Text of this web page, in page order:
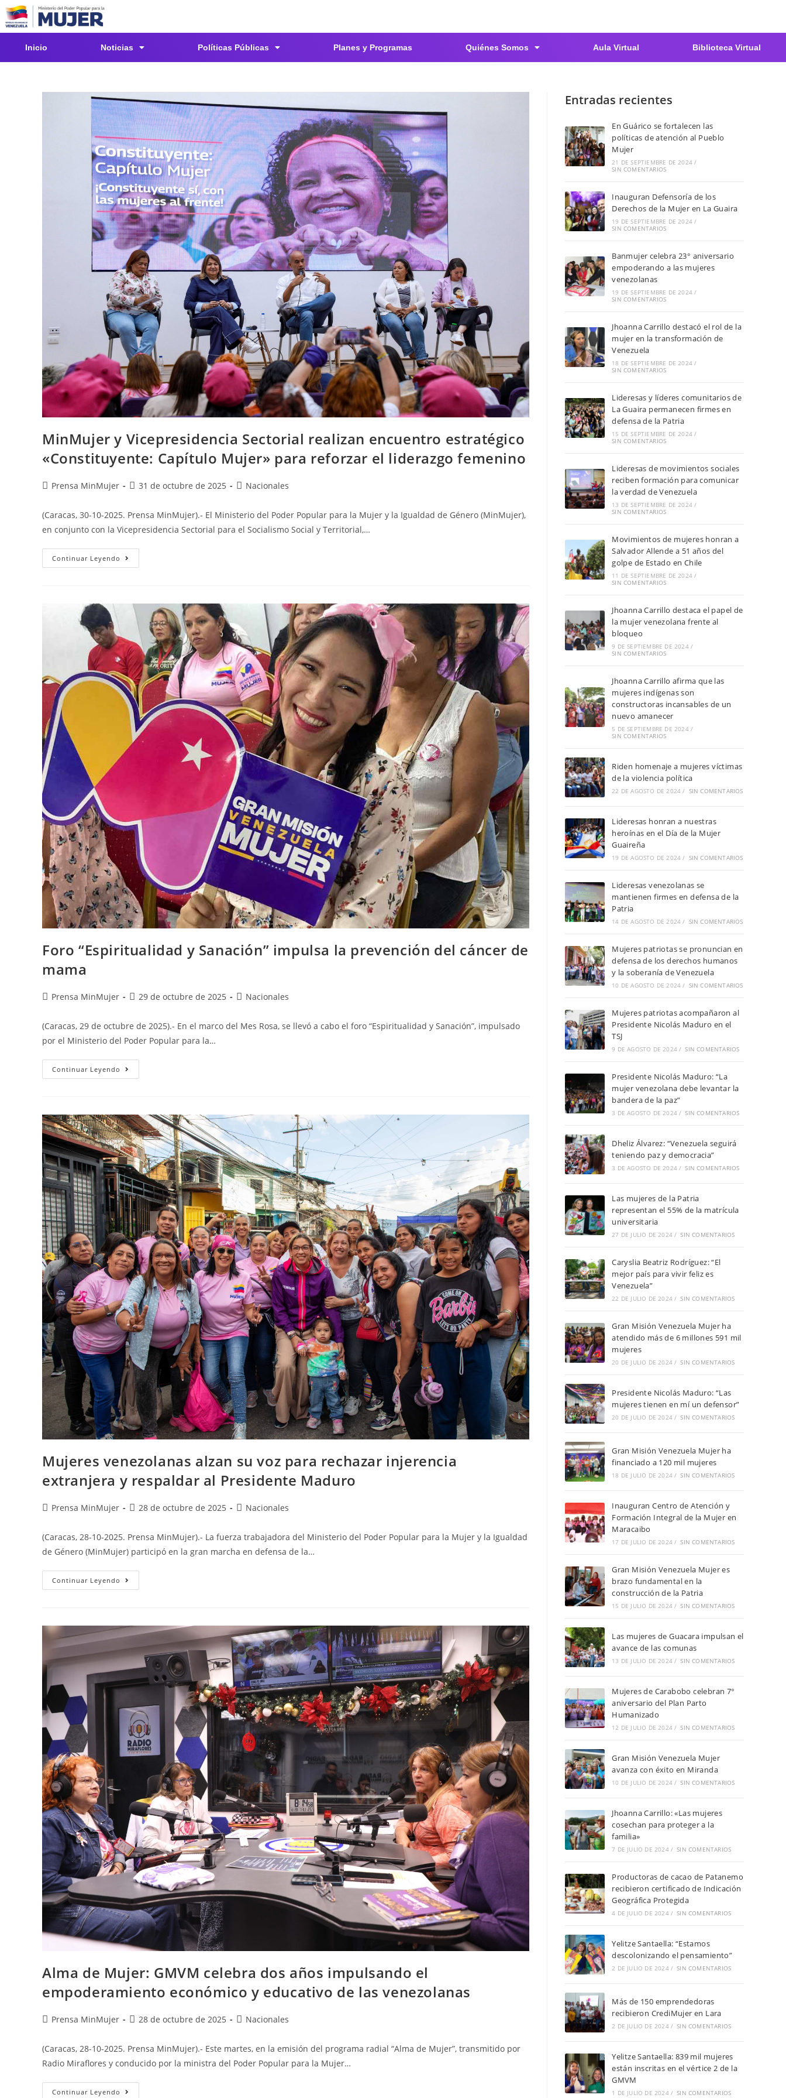
Inicio Noticias Políticas Públicas Planes y Programas Quiénes Somos Aula Virtual Biblioteca Virtual
MinMujer y Vicepresidencia Sectorial realizan encuentro estratégico
«Constituyente: Capítulo Mujer» para reforzar el liderazgo femenino
Prensa MinMujer 31 de octubre de 2025 Nacionales
(Caracas, 30-10-2025. Prensa MinMujer).- El Ministerio del Poder Popular para la Mujer y la Igualdad de Género (MinMujer),
en conjunto con la Vicepresidencia Sectorial para el Socialismo Social y Territorial,…
Continuar Leyendo
Foro “Espiritualidad y Sanación” impulsa la prevención del cáncer de
mama
Prensa MinMujer 29 de octubre de 2025 Nacionales
(Caracas, 29 de octubre de 2025).- En el marco del Mes Rosa, se llevó a cabo el foro “Espiritualidad y Sanación”, impulsado
por el Ministerio del Poder Popular para la…
Continuar Leyendo
Mujeres venezolanas alzan su voz para rechazar injerencia
extranjera y respaldar al Presidente Maduro
Prensa MinMujer 28 de octubre de 2025 Nacionales
(Caracas, 28-10-2025. Prensa MinMujer).- La fuerza trabajadora del Ministerio del Poder Popular para la Mujer y la Igualdad
de Género (MinMujer) participó en la gran marcha en defensa de la…
Continuar Leyendo
Alma de Mujer: GMVM celebra dos años impulsando el
empoderamiento económico y educativo de las venezolanas
Prensa MinMujer 28 de octubre de 2025 Nacionales
(Caracas, 28-10-2025. Prensa MinMujer).- Este martes, en la emisión del programa radial “Alma de Mujer”, transmitido por
Radio Miraflores y conducido por la ministra del Poder Popular para la Mujer…
Continuar Leyendo
Entradas recientes
En Guárico se fortalecen las
políticas de atención al Pueblo
Mujer
21 DE SEPTIEMBRE DE 2024 /
SIN COMENTARIOS
Inauguran Defensoría de los
Derechos de la Mujer en La Guaira
19 DE SEPTIEMBRE DE 2024 /
SIN COMENTARIOS
Banmujer celebra 23° aniversario
empoderando a las mujeres
venezolanas
19 DE SEPTIEMBRE DE 2024 /
SIN COMENTARIOS
Jhoanna Carrillo destacó el rol de la
mujer en la transformación de
Venezuela
18 DE SEPTIEMBRE DE 2024 /
SIN COMENTARIOS
Lideresas y líderes comunitarios de
La Guaira permanecen firmes en
defensa de la Patria
15 DE SEPTIEMBRE DE 2024 /
SIN COMENTARIOS
Lideresas de movimientos sociales
reciben formación para comunicar
la verdad de Venezuela
13 DE SEPTIEMBRE DE 2024 /
SIN COMENTARIOS
Movimientos de mujeres honran a
Salvador Allende a 51 años del
golpe de Estado en Chile
11 DE SEPTIEMBRE DE 2024 /
SIN COMENTARIOS
Jhoanna Carrillo destaca el papel de
la mujer venezolana frente al
bloqueo
9 DE SEPTIEMBRE DE 2024 /
SIN COMENTARIOS
Jhoanna Carrillo afirma que las
mujeres indígenas son
constructoras incansables de un
nuevo amanecer
5 DE SEPTIEMBRE DE 2024 /
SIN COMENTARIOS
Riden homenaje a mujeres víctimas
de la violencia política
22 DE AGOSTO DE 2024 / SIN COMENTARIOS
Lideresas honran a nuestras
heroínas en el Día de la Mujer
Guaireña
19 DE AGOSTO DE 2024 / SIN COMENTARIOS
Lideresas venezolanas se
mantienen firmes en defensa de la
Patria
14 DE AGOSTO DE 2024 / SIN COMENTARIOS
Mujeres patriotas se pronuncian en
defensa de los derechos humanos
y la soberanía de Venezuela
10 DE AGOSTO DE 2024 / SIN COMENTARIOS
Mujeres patriotas acompañaron al
Presidente Nicolás Maduro en el
TSJ
9 DE AGOSTO DE 2024 / SIN COMENTARIOS
Presidente Nicolás Maduro: “La
mujer venezolana debe levantar la
bandera de la paz”
3 DE AGOSTO DE 2024 / SIN COMENTARIOS
Dheliz Álvarez: “Venezuela seguirá
teniendo paz y democracia”
3 DE AGOSTO DE 2024 / SIN COMENTARIOS
Las mujeres de la Patria
representan el 55% de la matrícula
universitaria
27 DE JULIO DE 2024 / SIN COMENTARIOS
Caryslia Beatriz Rodríguez: “El
mejor país para vivir feliz es
Venezuela”
22 DE JULIO DE 2024 / SIN COMENTARIOS
Gran Misión Venezuela Mujer ha
atendido más de 6 millones 591 mil
mujeres
20 DE JULIO DE 2024 / SIN COMENTARIOS
Presidente Nicolás Maduro: “Las
mujeres tienen en mí un defensor”
20 DE JULIO DE 2024 / SIN COMENTARIOS
Gran Misión Venezuela Mujer ha
financiado a 120 mil mujeres
18 DE JULIO DE 2024 / SIN COMENTARIOS
Inauguran Centro de Atención y
Formación Integral de la Mujer en
Maracaibo
17 DE JULIO DE 2024 / SIN COMENTARIOS
Gran Misión Venezuela Mujer es
brazo fundamental en la
construcción de la Patria
15 DE JULIO DE 2024 / SIN COMENTARIOS
Las mujeres de Guacara impulsan el
avance de las comunas
13 DE JULIO DE 2024 / SIN COMENTARIOS
Mujeres de Carabobo celebran 7°
aniversario del Plan Parto
Humanizado
12 DE JULIO DE 2024 / SIN COMENTARIOS
Gran Misión Venezuela Mujer
avanza con éxito en Miranda
10 DE JULIO DE 2024 / SIN COMENTARIOS
Jhoanna Carrillo: «Las mujeres
cosechan para proteger a la
familia»
7 DE JULIO DE 2024 / SIN COMENTARIOS
Productoras de cacao de Patanemo
recibieron certificado de Indicación
Geográfica Protegida
4 DE JULIO DE 2024 / SIN COMENTARIOS
Yelitze Santaella: “Estamos
descolonizando el pensamiento”
2 DE JULIO DE 2024 / SIN COMENTARIOS
Más de 150 emprendedoras
recibieron CrediMujer en Lara
2 DE JULIO DE 2024 / SIN COMENTARIOS
Yelitze Santaella: 839 mil mujeres
están inscritas en el vértice 2 de la
GMVM
1 DE JULIO DE 2024 / SIN COMENTARIOS